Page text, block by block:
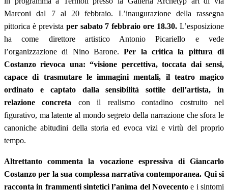
Marconi dal 7 al 20 febbraio. L’inaugurazione della rassegna
pittorica è prevista per sabato 7 febbraio ore 18.30. L’esposizione
ha come direttore artistico Antonio Picariello e vede
l’organizzazione di Nino Barone.Per la critica la pittura di
Costanzo rievoca una: “visione percettiva, toccata dai sensi,
capace di trasmutare le immagini mentali, il teatro magico
ordinato e captato dalla sensibilità sottile dell’artista, in
relazione concreta con il realismo contadino costruito nel
figurativo, ma latente al mondo segreto della narrazione che sfora le
canoniche abitudini della storia ed evoca vizi e virtù del proprio
tempo.
Altrettanto commenta la vocazione espressiva di Giancarlo
Costanzo per la sua complessa narrativa contemporanea. Qui si
racconta in frammenti sintetici l’anima del Novecento e i sintomi